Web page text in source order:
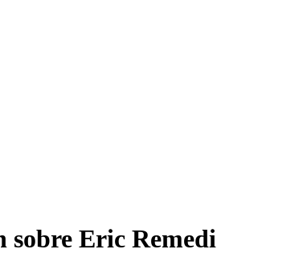
sobre Eric Remedi